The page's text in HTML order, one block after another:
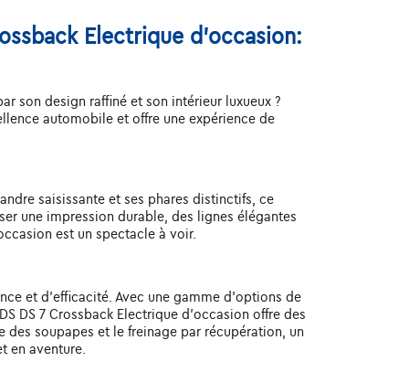
Electrique d'occasion:
son design raffiné et son intérieur luxueux ?
automobile et offre une expérience de
saisissante et ses phares distinctifs, ce
une impression durable, des lignes élégantes
est un spectacle à voir.
et d'efficacité. Avec une gamme d'options de
DS 7 Crossback Electrique d'occasion offre des
soupapes et le freinage par récupération, un
en aventure.